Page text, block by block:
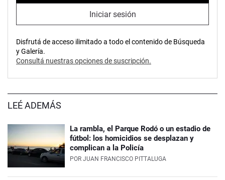
Iniciar sesión
Disfrutá de acceso ilimitado a todo el contenido de Búsqueda
y Galería.
Consultá nuestras opciones de suscripción.
LEÉ ADEMÁS
La rambla, el Parque Rodó o un estadio de
fútbol: los homicidios se desplazan y
complican a la Policía
POR JUAN FRANCISCO PITTALUGA